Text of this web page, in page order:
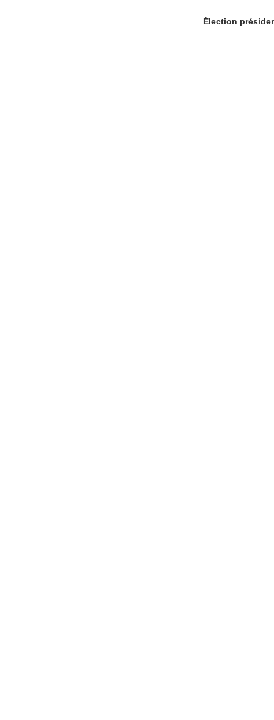
Élection